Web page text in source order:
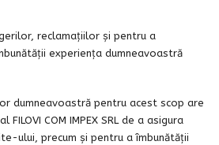
reclamaţiilor şi pentru a
experiența dumneavoastră
dumneavoastră pentru acest scop are
COM IMPEX SRL de a asigura
ului, precum și pentru a îmbunătății